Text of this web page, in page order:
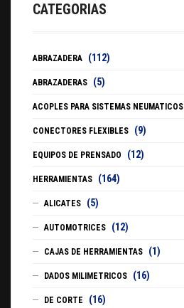
CATEGORIAS
ABRAZADERA (112)
ABRAZADERAS (5)
ACOPLES PARA SISTEMAS NEUMATICOS
CONECTORES FLEXIBLES (9)
EQUIPOS DE PRENSADO (12)
HERRAMIENTAS (164)
ALICATES (5)
AUTOMOTRICES (12)
CAJAS DE HERRAMIENTAS (1)
DADOS MILIMETRICOS (16)
DE CORTE (16)